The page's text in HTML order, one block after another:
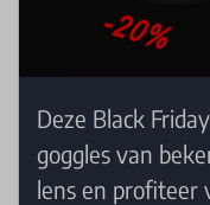
Deze Black
goggles van
lens en profiteer